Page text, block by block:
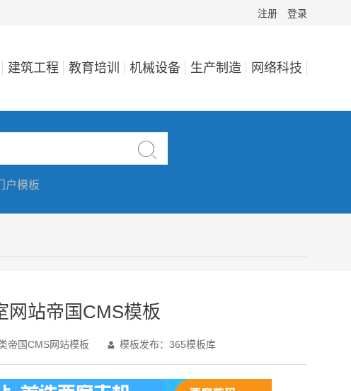
注册 登录
建筑工程 教育培训 机械设备 生产制造 网络科技

户模板
网站帝国CMS模板
帝国CMS网站模板  模板发布：365模板库